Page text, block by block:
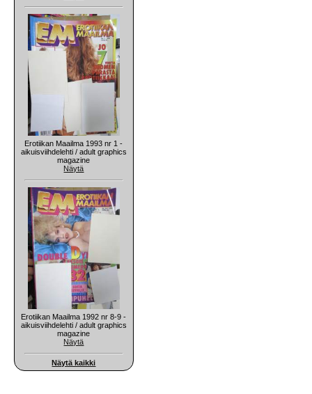
Erotiikan Maailma 1993 nr 1 -
aikuisviihdelehti / adult graphics
magazine
Näytä
Erotiikan Maailma 1992 nr 8-9 -
aikuisviihdelehti / adult graphics
magazine
Näytä
Näytä kaikki